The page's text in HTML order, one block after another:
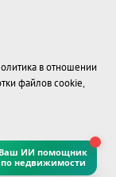
в отношении
файлов cookie,
Ваш ИИ помощник
по недвижимости